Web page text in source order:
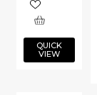
QUICK
VIEW